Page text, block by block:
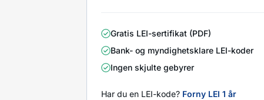
Gratis LEI-sertifikat (PDF)
Bank- og myndighetsklare LEI-koder
Ingen skjulte gebyrer
Har du en LEI-kode? Forny LEI 1 år